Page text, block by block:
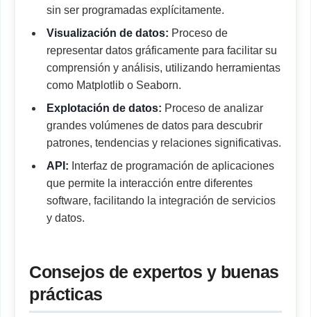
sin ser programadas explícitamente.
Visualización de datos: Proceso de
representar datos gráficamente para facilitar su
comprensión y análisis, utilizando herramientas
como Matplotlib o Seaborn.
Explotación de datos: Proceso de analizar
grandes volúmenes de datos para descubrir
patrones, tendencias y relaciones significativas.
API: Interfaz de programación de aplicaciones
que permite la interacción entre diferentes
software, facilitando la integración de servicios
y datos.
Consejos de expertos y buenas
prácticas